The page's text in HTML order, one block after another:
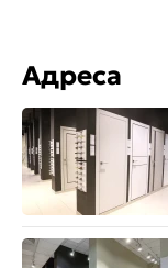
Адреса